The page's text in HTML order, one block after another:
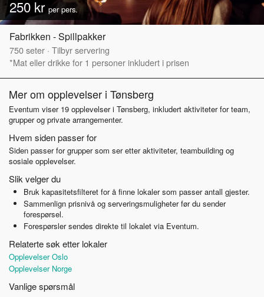
250 kr per pers.
Fabrikken - Spillpakker
750seter · Tilbyr servering
*Mat eller drikke for 1 personer inkludert i prisen
Mer om opplevelser i Tønsberg
Eventum viser 19 opplevelser i Tønsberg, inkludert aktiviteter for team,
grupper og private arrangementer.
Hvem siden passer for
Siden passer for grupper som ser etter aktiviteter, teambuilding og
sosiale opplevelser.
Slik velger du
Bruk kapasitetsfilteret for å finne lokaler som passer antall gjester.
Sammenlign prisnivå og serveringsmuligheter før du sender
forespørsel.
Forespørsler sendes direkte til lokalet via Eventum.
Relaterte søk etter lokaler
Opplevelser Oslo
Opplevelser Norge
Vanlige spørsmål